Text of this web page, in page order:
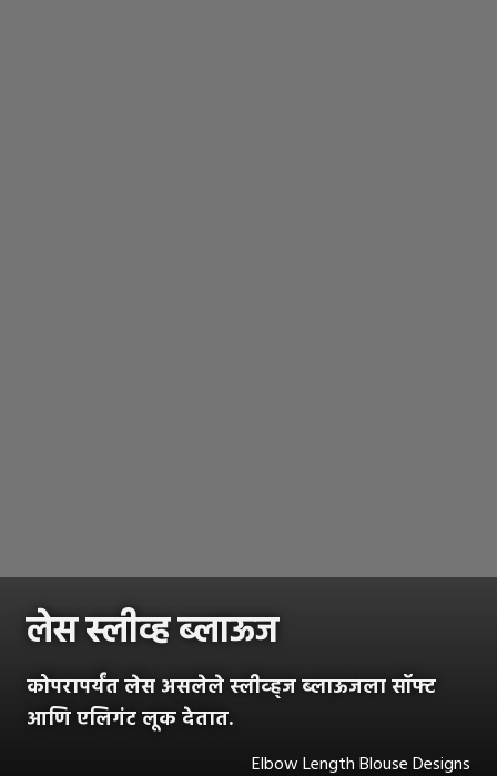
लेस स्लीव्ह ब्लाऊज
कोपरापर्यंत लेस असलेले स्लीव्ह्ज ब्लाऊजला सॉफ्ट
आणि एलिगंट लूक देतात.
Elbow Length Blouse Designs